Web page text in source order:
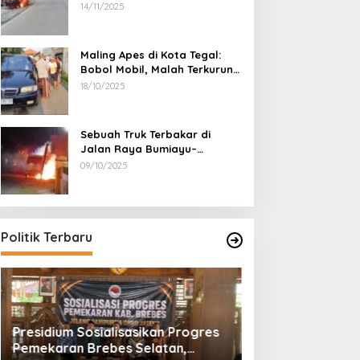
Penumpang Luka Bakar
14/11/2025
Maling Apes di Kota Tegal:
Bobol Mobil, Malah Terkurung
Sendiri di Dalamnya
18/10/2025
Sebuah Truk Terbakar di
Jalan Raya Bumiayu–
Bantarkawung, Diduga Akibat
09/10/2025
Politik Terbaru
Progres
Selatan,
Pegiat Pemekaran Brebes Selatan
Temui Ketua MPR Ahmad Muzani,